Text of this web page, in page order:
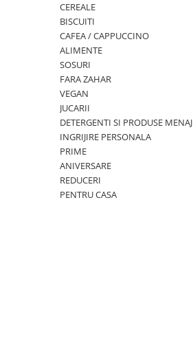
CEREALE
BISCUITI
CAFEA / CAPPUCCINO
ALIMENTE
SOSURI
FARA ZAHAR
VEGAN
JUCARII
DETERGENTI SI PRODUSE MENAJ
INGRIJIRE PERSONALA
PRIME
ANIVERSARE
REDUCERI
PENTRU CASA